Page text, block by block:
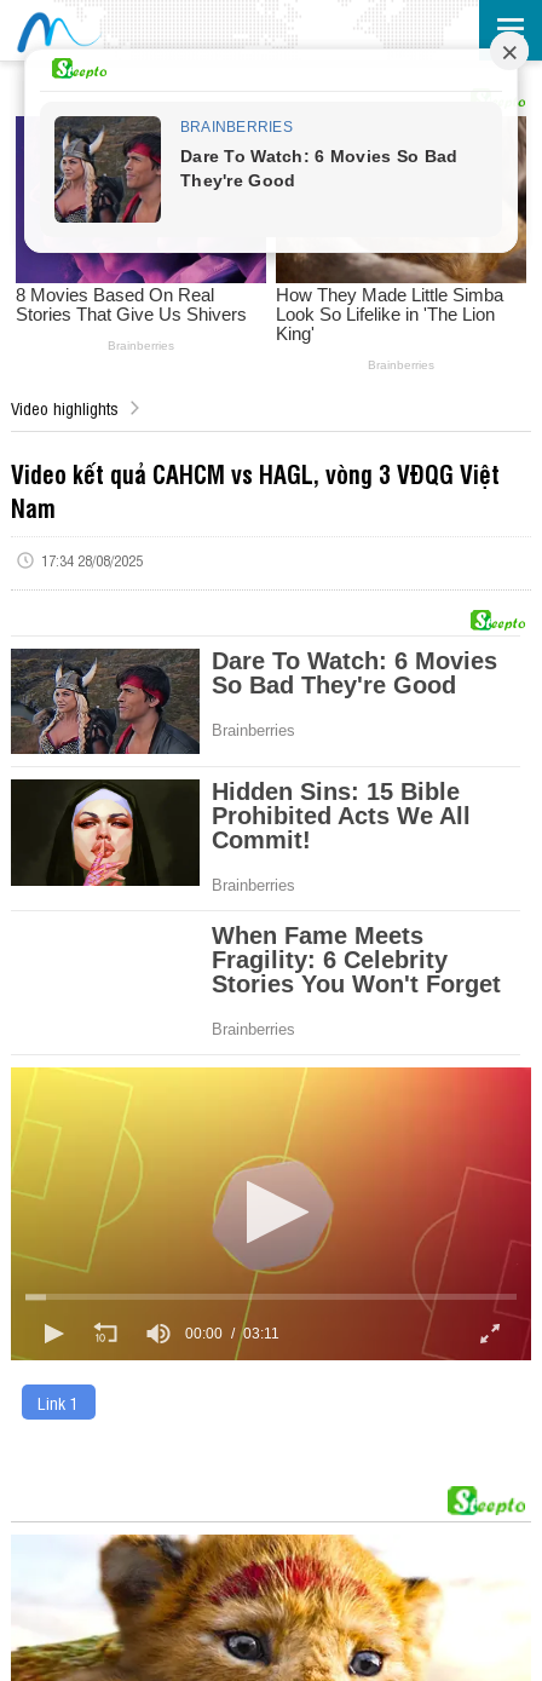
Video highlights
Video kết quả CAHCM vs HAGL, vòng 3 VĐQG Việt
Nam
17:34 28/08/2025
00:00 03:11
Link 1